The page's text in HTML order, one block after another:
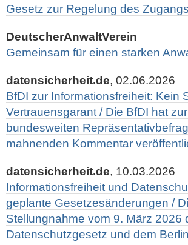
Gesetz zur Regelung des
DeutscherAnwaltVerein
Gemeinsam für einen starken
datensicherheit.de, 02.06.2026
BfDI zur Informationsfreiheit: Kein
Vertrauensgarant / Die BfDI hat
bundesweiten
mahnenden Kommentar
datensicherheit.de, 10.03.2026
Informationsfreiheit und
geplante Gesetzesänderungen /
Stellungnahme vom 9. März
Datenschutzgesetz und dem